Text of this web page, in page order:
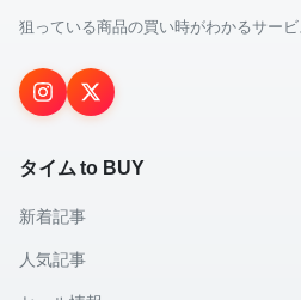
狙っている商品の買い時がわかるサー
タイム to BUY
新着記事
人気記事